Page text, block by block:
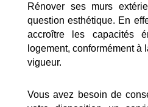
Rénover ses murs
question esthétique. En
accroître les capacités
logement, conformément à
vigueur.
Vous avez besoin de